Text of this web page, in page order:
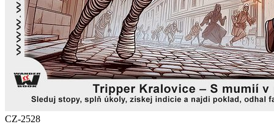
CZ-2528